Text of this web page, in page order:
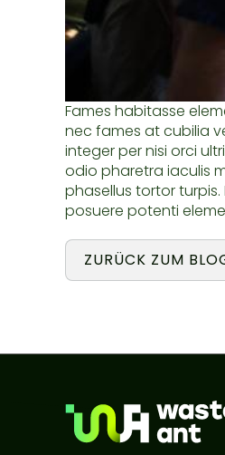
Fames habitasse
nec fames at cubilia
integer per nisi orci
odio pharetra iaculis
phasellus tortor
posuere potenti
ZURÜCK ZUM